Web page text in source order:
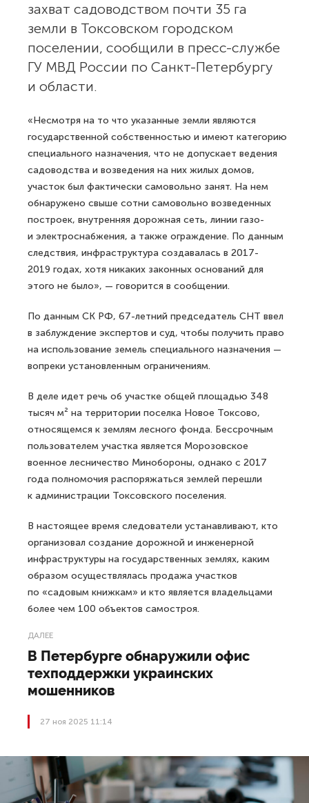
захват садоводством почти 35 га
земли в Токсовском городском
поселении, сообщили в пресс-службе
ГУ МВД России по Санкт-Петербургу
и области.
«Несмотря на то что указанные земли являются
государственной собственностью и имеют категорию
специального назначения, что не допускает ведения
садоводства и возведения на них жилых домов,
участок был фактически самовольно занят. На нем
обнаружено свыше сотни самовольно возведенных
построек, внутренняя дорожная сеть, линии газо-
и электроснабжения, а также ограждение. По данным
следствия, инфраструктура создавалась в 2017-
2019 годах, хотя никаких законных оснований для
этого не было», — говорится в сообщении.
По данным СК РФ, 67-летний председатель СНТ ввел
в заблуждение экспертов и суд, чтобы получить право
на использование земель специального назначения —
вопреки установленным ограничениям.
В деле идет речь об участке общей площадью 348
тысяч м² на территории поселка Новое Токсово,
относящемся к землям лесного фонда. Бессрочным
пользователем участка является Морозовское
военное лесничество Минобороны, однако с 2017
года полномочия распоряжаться землей перешли
к администрации Токсовского поселения.
В настоящее время следователи устанавливают, кто
организовал создание дорожной и инженерной
инфраструктуры на государственных землях, каким
образом осуществлялась продажа участков
по «садовым книжкам» и кто является владельцами
более чем 100 объектов самостроя.
ДАЛЕЕ
В Петербурге обнаружили офис
техподдержки украинских
мошенников
27 ноя 2025 11:14